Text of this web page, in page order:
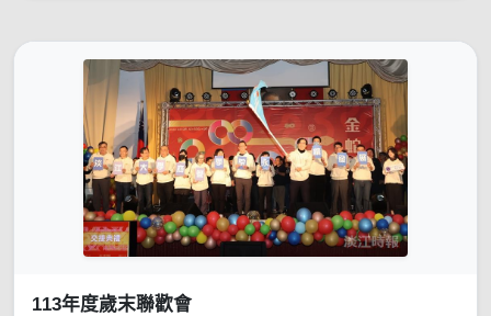
113年度歲末聯歡會